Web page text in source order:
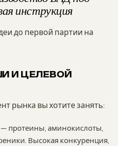
инструкция
до первой партии на
И ЦЕЛЕВОЙ
рынка вы хотите занять:
— протеины, аминокислоты,
Высокая конкуренция,